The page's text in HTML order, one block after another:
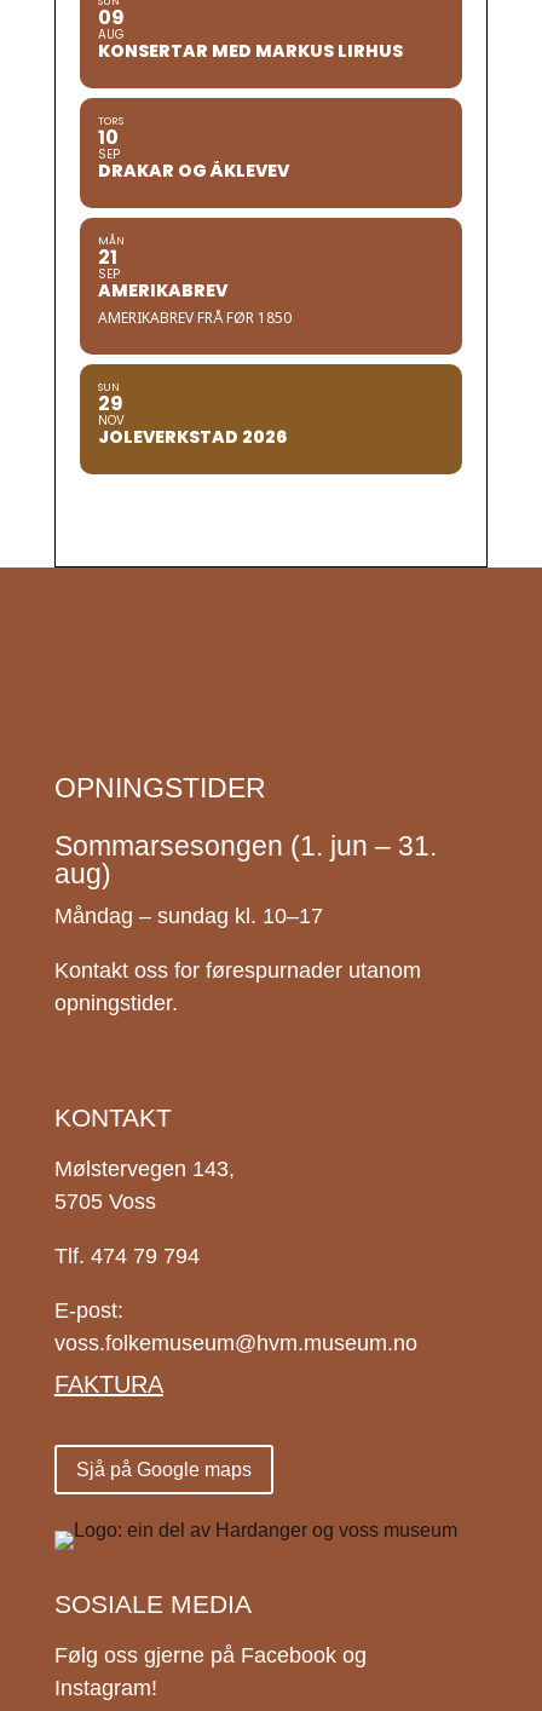
09
AUG
KONSERTAR MED MARKUS LIRHUS
TORS
10
SEP
DRAKAR OG ÅKLEVEV
MÅN
21
SEP
AMERIKABREV
AMERIKABREV FRÅ FØR 1850
SUN
29
NOV
JOLEVERKSTAD 2026
OPNINGSTIDER
Sommarsesongen (1. jun – 31.
aug)
Måndag – sundag kl. 10–17
Kontakt oss for førespurnader utanom
opningstider.
KONTAKT
Mølstervegen 143,
5705 Voss
Tlf. 474 79 794
E-post:
voss.folkemuseum@hvm.museum.no
FAKTURA
Sjå på Google maps
SOSIALE MEDIA
Følg oss gjerne på Facebook og
Instagram!